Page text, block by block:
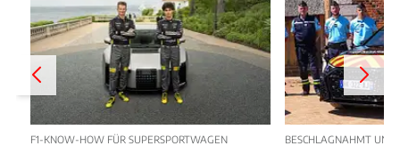
F1-KNOW-HOW FÜR SUPERSPORTWAGEN BESCHLAGNAHMT UND